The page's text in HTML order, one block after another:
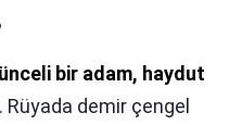
bir adam, haydut
. Rüyada demir çengel